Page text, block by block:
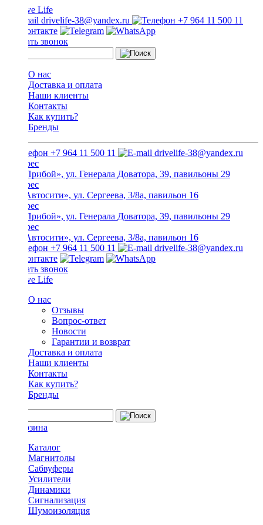
drivelife-38@yandex.ru +7 964 11 500 11
Заказать звонок
О нас
Доставка и оплата
Наши клиенты
Контакты
Как купить?
Бренды
+7 964 11 500 11 drivelife-38@yandex.ru
ТЦ «Прибой», ул. Генерала Доватора, 39, павильоны 29
ТЦ «Автосити», ул. Сергеева, 3/8а, павильон 16
ТЦ «Прибой», ул. Генерала Доватора, 39, павильоны 29
ТЦ «Автосити», ул. Сергеева, 3/8а, павильон 16
+7 964 11 500 11
drivelife-38@yandex.ru
Заказать звонок
О нас
Отзывы
Вопрос-ответ
Новости
Гарантии и возврат
Доставка и оплата
Наши клиенты
Контакты
Как купить?
Бренды
Каталог
Магнитолы
Сабвуферы
Усилители
Динамики
Сигнализация
Шумоизоляция